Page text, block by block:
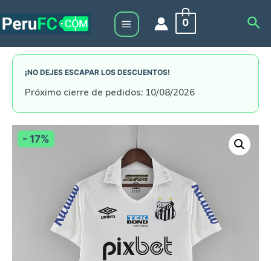
to
Main
Menu
0
¡NO DEJES ESCAPAR LOS DESCUENTOS!
Próximo cierre de pedidos: 10/08/2026
- 17%